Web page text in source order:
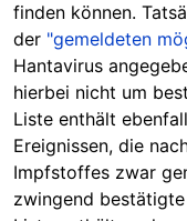
finden können.
der "gemeldeten
Hantavirus
hierbei nicht um
Liste enthält
Ereignissen, die
Impfstoffes zwar
zwingend